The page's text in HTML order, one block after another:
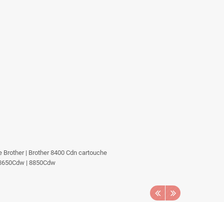
| Brother 8400 Cdn cartouche
| 8850Cdw